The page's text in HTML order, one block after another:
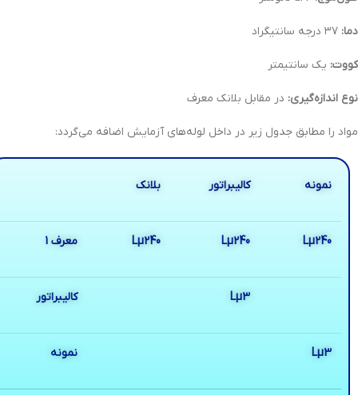
دما:
کووت: یک سانتیمتر
نوع اندازه‌گیری: در مقابل بلانک معرف
مواد را مطابق جدول زیر در داخل لوله‌های آزمایش اضافه می‌گردد:
نمونه کالیبراتور بلانک
Lµ240
Lµ240
Lµ240 معرف 1
Lµ3 کالیبراتور
Lµ3 نمونه